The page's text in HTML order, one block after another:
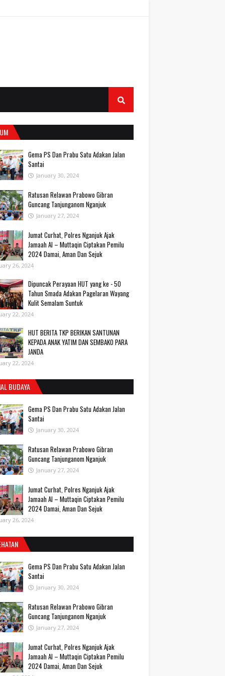
Gema PS Dan Prabu Satu Adakan Jalan
Santai
January 30, 2024
Ratusan Relawan Prabowo Gibran
Guncang Tanjunganom Nganjuk
January 27, 2024
Jumat Curhat, Polres Nganjuk Ajak
Jamaah Al – Muttaqin Ciptakan Pemilu
2024 Damai, Aman Dan Sejuk
26, 2024
Dipuncak Perayaan HUT yang ke - 50
Tahun Smada Adakan Pagelaran Wayang
Kulit Semalam Suntuk
22, 2024
HUT BERITA TKP BERIKAN SANTUNAN
KEPADA ANAK YATIM DAN SEMBAKO PARA
JANDA
22, 2024
BUDAYA
Gema PS Dan Prabu Satu Adakan Jalan
Santai
January 30, 2024
Ratusan Relawan Prabowo Gibran
Guncang Tanjunganom Nganjuk
January 27, 2024
Jumat Curhat, Polres Nganjuk Ajak
Jamaah Al – Muttaqin Ciptakan Pemilu
2024 Damai, Aman Dan Sejuk
26, 2024
Gema PS Dan Prabu Satu Adakan Jalan
Santai
January 30, 2024
Ratusan Relawan Prabowo Gibran
Guncang Tanjunganom Nganjuk
January 27, 2024
Jumat Curhat, Polres Nganjuk Ajak
Jamaah Al – Muttaqin Ciptakan Pemilu
2024 Damai, Aman Dan Sejuk